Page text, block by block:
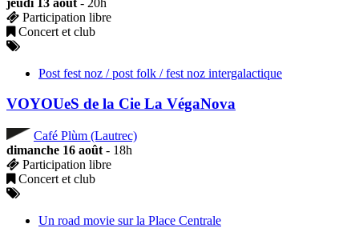
Participation libre
Concert et club
Post fest noz / post folk / fest noz intergalactique
VOYOUeS de la Cie La VégaNova
Café Plùm (Lautrec)
dimanche 16 août - 18h
Participation libre
Concert et club
Un road movie sur la Place Centrale